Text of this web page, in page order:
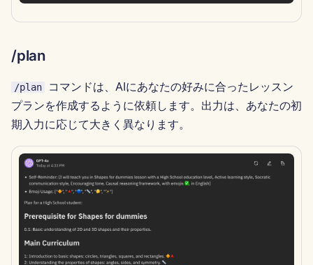
2024年12月13日
2024年11月22日
2024年11月15日
2024年11月8日
2024年11月1日
2024年10月25日
/plan
/plan
コマンドは、AIにあなたの好みに合ったレッスン
プランを作成するように依頼します。出力は、あなたの初
期入力に応じて大きく異なります。